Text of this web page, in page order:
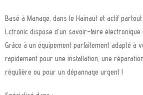
Basé à Manage, dans le Hainaut et actif
Lctronic dispose d’un savoir-faire électronique
Grâce à un équipement parfaitement adapté à
rapidement pour une installation, une
régulière ou pour un dépannage urgent !